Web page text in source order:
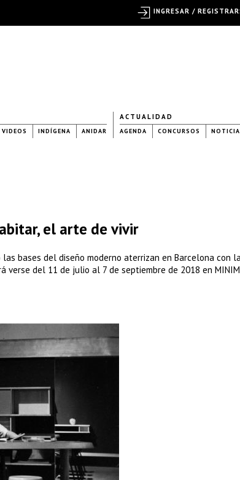
VIDEOS INDÍGENA ANIDAR
ACTUALIDAD
AGENDA CONCURSOS
el arte de vivir
bases del diseño moderno aterrizan en Barcelona con
verse del 11 de julio al 7 de septiembre de 2018 en
INGRESAR /